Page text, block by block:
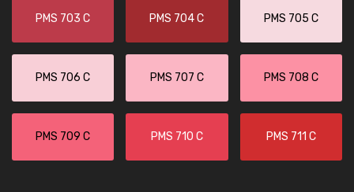
PMS 703 C PMS 704 C PMS 705 C
PMS 706 C PMS 707 C PMS 708 C
PMS 709 C PMS 710 C PMS 711 C